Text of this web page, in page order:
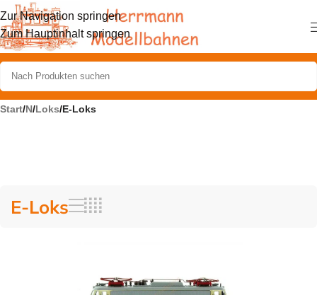
Zur Navigation springen
Zum Hauptinhalt springen
Start/N/Loks/E-Loks
E-Loks